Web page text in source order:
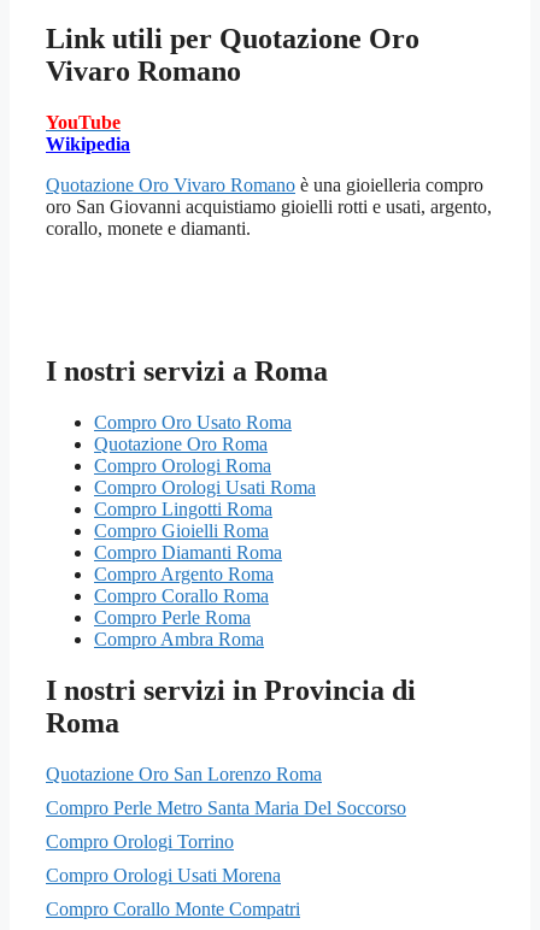
Link utili per Quotazione Oro
Vivaro Romano
YouTube
Wikipedia
Quotazione Oro Vivaro Romano è una gioielleria compro
oro San Giovanni acquistiamo gioielli rotti e usati, argento,
corallo, monete e diamanti.
I nostri servizi a Roma
Compro Oro Usato Roma
Quotazione Oro Roma
Compro Orologi Roma
Compro Orologi Usati Roma
Compro Lingotti Roma
Compro Gioielli Roma
Compro Diamanti Roma
Compro Argento Roma
Compro Corallo Roma
Compro Perle Roma
Compro Ambra Roma
I nostri servizi in Provincia di
Roma
Quotazione Oro San Lorenzo Roma
Compro Perle Metro Santa Maria Del Soccorso
Compro Orologi Torrino
Compro Orologi Usati Morena
Compro Corallo Monte Compatri